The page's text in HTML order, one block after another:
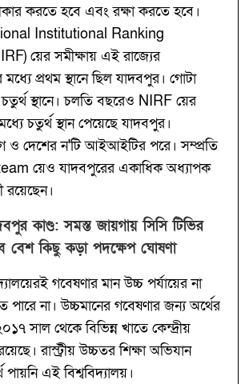
করতে হবে এবং রক্ষা করতে হবে।
Institutional Ranking
য়ের সমীক্ষায় এই রাজ্যের
মধ্যে প্রথম স্থানে ছিল যাদবপুর। গোটা
স্থানে। চলতি বছরেও NIRF য়ের
চতুর্থ স্থান পেয়েছে যাদবপুর।
ও দেশের ন'টি আইআইটির পরে। সম্প্রতি
য়েও যাদবপুরের একাধিক অধ্যাপক
রয়েছেন।
কাণ্ড: সমস্ত জায়গায় সিসি টিভির
বেশ কিছু কড়া পদক্ষেপ ঘোষণা
গবেষণার মান উচ্চ পর্যায়ের না
পারে না। উচ্চমানের গবেষণার জন্য অর্থের
সাল থেকে বিভিন্ন খাতে কেন্দ্রীয়
রাস্ট্রীয় উচ্চতর শিক্ষা অভিযান
পায়নি এই বিশ্ববিদ্যালয়।